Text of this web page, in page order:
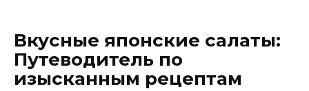
Вкусные японские салаты:
Путеводитель по
изысканным рецептам